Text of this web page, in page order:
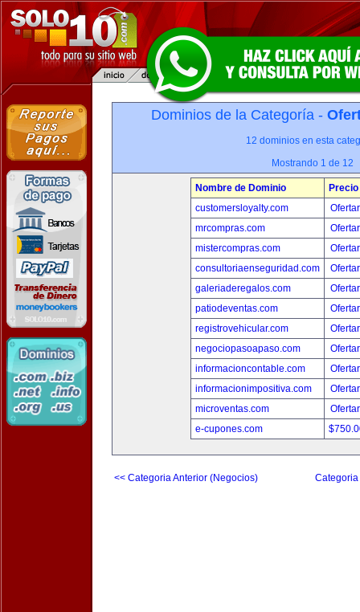
Dominios de la Categoría -
12 dominios en esta
Mostrando 1 de 12
Nombre de Dominio
Precio
customersloyalty.com
mrcompras.com
mistercompras.com
consultoriaenseguridad.com
galeriaderegalos.com
patiodeventas.com
registrovehicular.com
negociopasoapaso.com
informacioncontable.com
informacionimpositiva.com
microventas.com
e-cupones.com
<< Categoria Anterior (Negocios)